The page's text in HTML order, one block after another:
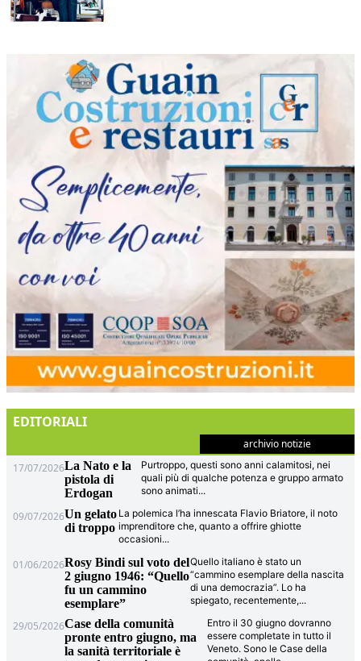
EDITORIALI
archivio notizie
17/07/2026La Nato e la
pistola di
Erdogan
Purtroppo, questi sono anni calamitosi, nei
quali più di qualche potenza e gruppo armato
sono animati...
09/07/2026Un gelato
di troppo
La polemica l’ha innescata Flavio Briatore, il noto
imprenditore che, quanto a offrire ghiotte
occasioni...
01/06/2026Rosy Bindi sul voto del
2 giugno 1946: “Quello
fu un cammino
esemplare”
Quello italiano è stato un
“cammino esemplare della nascita
di una democrazia”. Lo ha
spiegato, recentemente,...
29/05/2026Case della comunità
pronte entro giugno, ma
la sanità territoriale è
Entro il 30 giugno dovranno
essere completate in tutto il
Veneto. Sono le Case della